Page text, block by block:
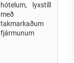
hótelum, lyxstíll
með
takmarkaðum
fjármunum